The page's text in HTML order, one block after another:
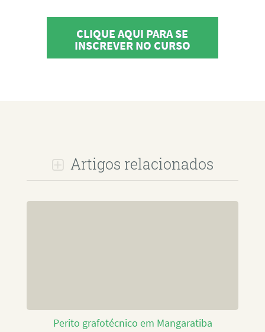
CLIQUE AQUI PARA SE
INSCREVER NO CURSO
Artigos relacionados
Perito grafotécnico em Mangaratiba